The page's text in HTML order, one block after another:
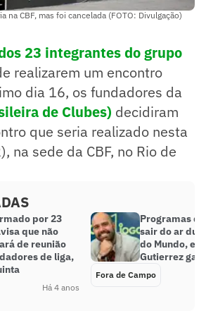
na CBF, mas foi cancelada (FOTO: Divulgação)
23 integrantes do grupo
realizarem um encontro
dia 16, os fundadores da
de Clubes) decidiram
que seria realizado nesta
na sede da CBF, no Rio de
por 23
que não
de reunião
de liga,
Há 4 anos
Programas
sair do ar
do Mundo, e
Gutierrez
Fora de Campo